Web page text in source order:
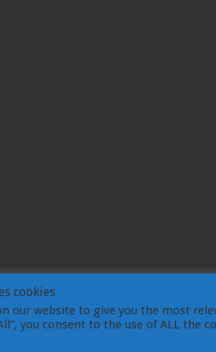
© Gemdev 2003-2023
cookies
our website to give you the most
you consent to the use of ALL the